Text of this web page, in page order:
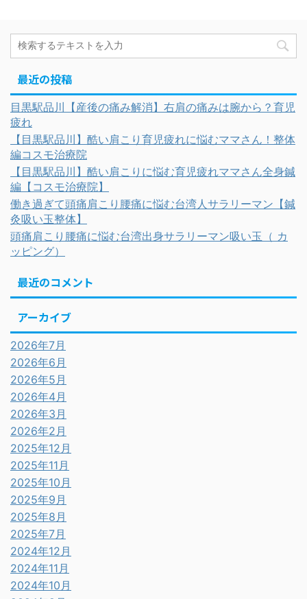
最近の投稿
目黒駅品川【産後の痛み解消】右肩の痛みは腕から？育児
疲れ
【目黒駅品川】酷い肩こり育児疲れに悩むママさん！整体
編コスモ治療院
【目黒駅品川】酷い肩こりに悩む育児疲れママさん全身鍼
編【コスモ治療院】
働き過ぎて頭痛肩こり腰痛に悩む台湾人サラリーマン【鍼
灸吸い玉整体】
頭痛肩こり腰痛に悩む台湾出身サラリーマン吸い玉（ カ
ッピング）
最近のコメント
アーカイブ
2026年7月
2026年6月
2026年5月
2026年4月
2026年3月
2026年2月
2025年12月
2025年11月
2025年10月
2025年9月
2025年8月
2025年7月
2024年12月
2024年11月
2024年10月